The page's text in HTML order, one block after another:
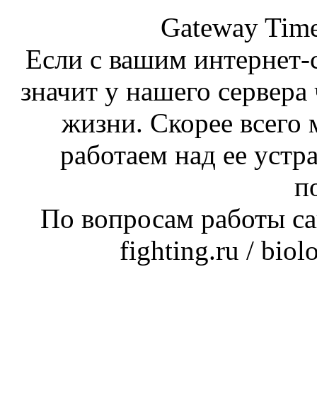
Gateway
Если с вашим интернет-
значит у нашего
жизни. Скорее
работаем над ее
По вопросам работы
fighting.ru /